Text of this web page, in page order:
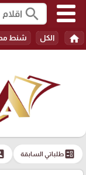
search
home الكل شنط
ballotطلباتي السابقة